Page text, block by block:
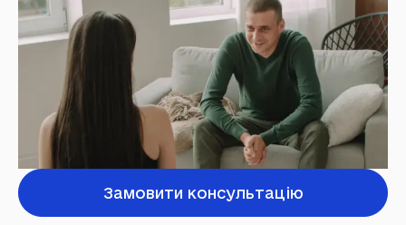
Локації
Контакти
Замовити консультацію